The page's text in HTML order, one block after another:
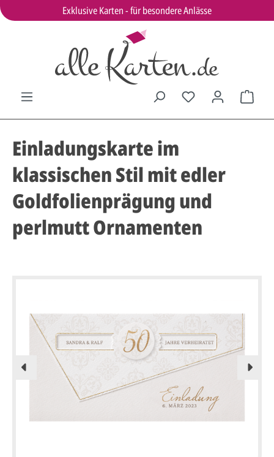
Exklusive Karten - für besondere Anlässe
Einladungskarte im
klassischen Stil mit edler
Goldfolienprägung und
perlmutt Ornamenten